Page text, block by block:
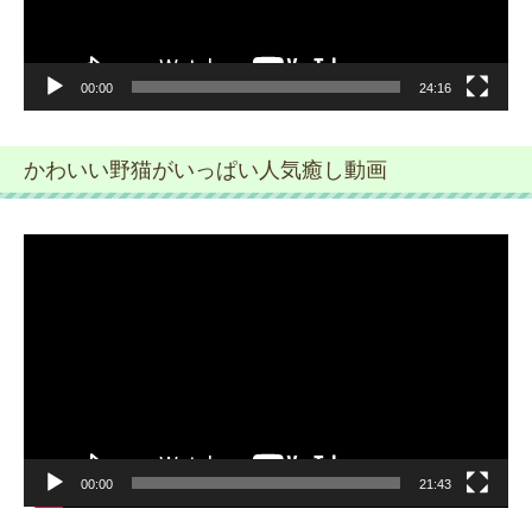
00:00 24:16
かわいい野猫がいっぱい人気癒し動画
00:00 21:43